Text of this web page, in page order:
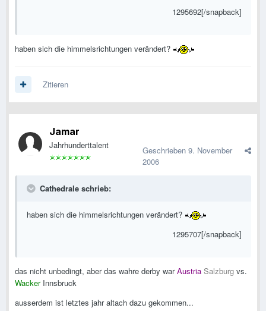
1295692[/snapback]
haben sich die himmelsrichtungen verändert?
Zitieren
Jamar
Jahrhunderttalent Geschrieben 9. November
2006
Cathedrale schrieb:
haben sich die himmelsrichtungen verändert?
1295707[/snapback]
das nicht unbedingt, aber das wahre derby warAustria Salzburg vs.
Wacker Innsbruck
ausserdem ist letztes jahr altach dazu gekommen...